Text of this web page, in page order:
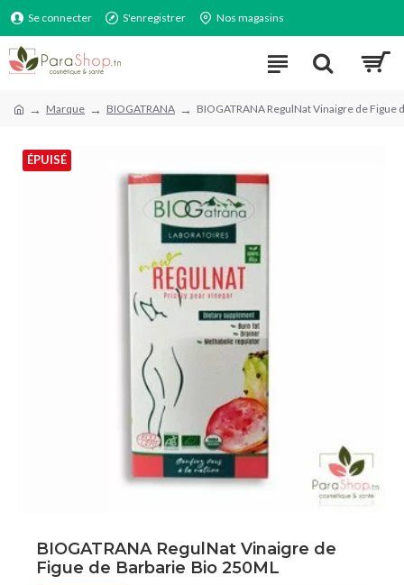
Se connecter S'enregistrer Nos magasins
Marque BIOGATRANA BIOGATRANA RegulNat Vinaigre de Figue
ÉPUISÉ
BIOGATRANA RegulNat Vinaigre de
Figue de Barbarie Bio 250ML